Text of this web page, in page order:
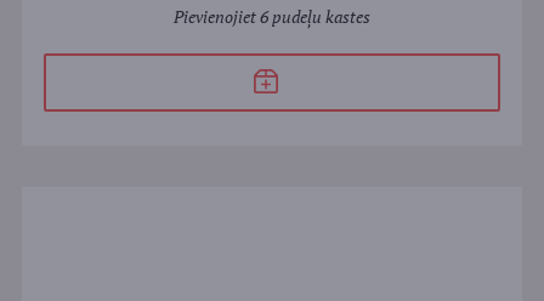
Pievienojiet 6 pudeļu kastes